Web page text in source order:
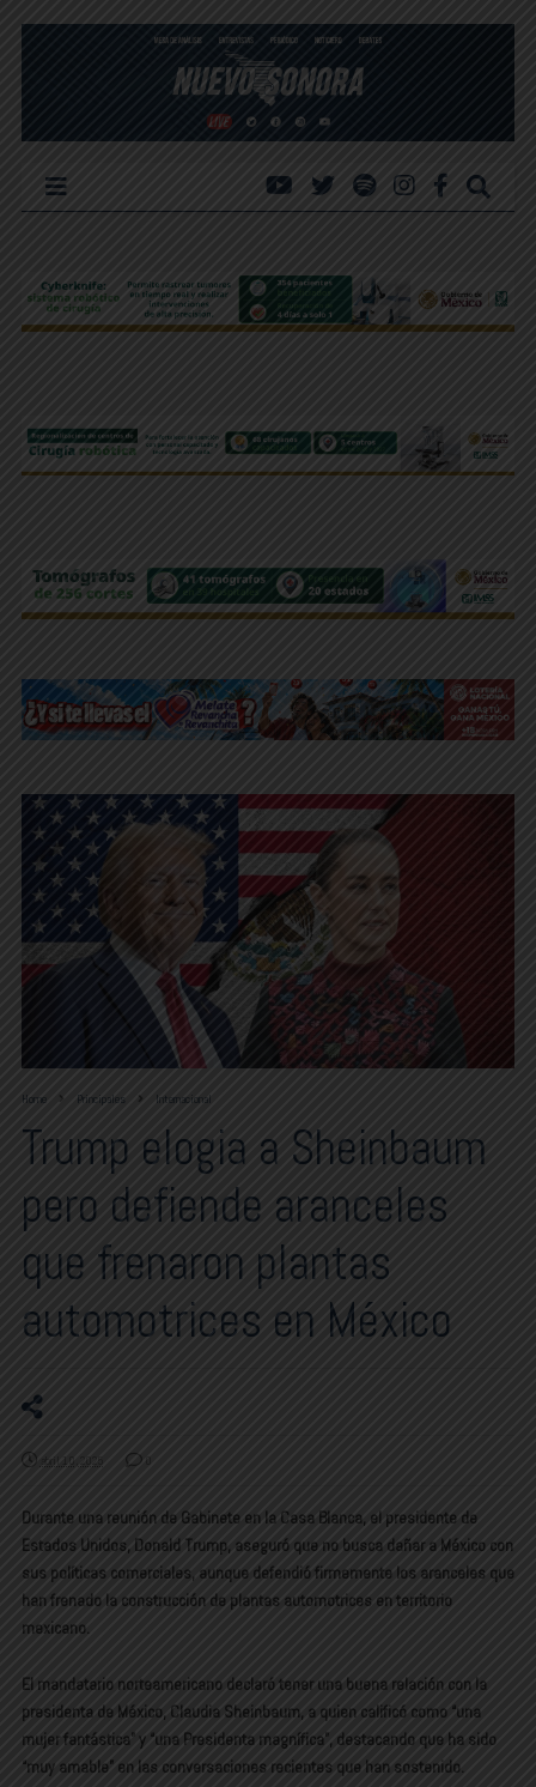
Home Principales Internacional
Trump elogia a Sheinbaum
pero defiende aranceles
que frenaron plantas
automotrices en México
abril 10, 2025 0
Durante una reunión de Gabinete en la Casa Blanca, el presidente de
Estados Unidos, Donald Trump, aseguró que no busca dañar a México con
sus políticas comerciales, aunque defendió firmemente los aranceles que
han frenado la construcción de plantas automotrices en territorio
mexicano.
El mandatario norteamericano declaró tener una buena relación con la
presidenta de México, Claudia Sheinbaum, a quien calificó como “una
mujer fantástica” y “una Presidenta magnífica”, destacando que ha sido
“muy amable” en las conversaciones recientes que han sostenido.